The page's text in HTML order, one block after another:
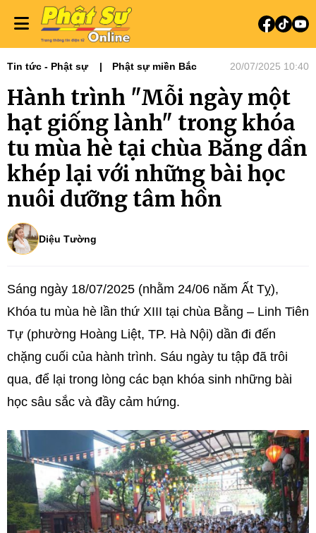
Tin tức - Phật sự Phật sự miền Bắc 20/07/2025 10:40
Hành trình "Mỗi ngày một
hạt giống lành" trong khóa
tu mùa hè tại chùa Bằng dần
khép lại với những bài học
nuôi dưỡng tâm hồn
Diệu Tường
Sáng ngày 18/07/2025 (nhằm 24/06 năm Ất Tỵ),
Khóa tu mùa hè lần thứ XIII tại chùa Bằng – Linh Tiên
Tự (phường Hoàng Liệt, TP. Hà Nội) dần đi đến
chặng cuối của hành trình. Sáu ngày tu tập đã trôi
qua, để lại trong lòng các bạn khóa sinh những bài
học sâu sắc và đầy cảm hứng.